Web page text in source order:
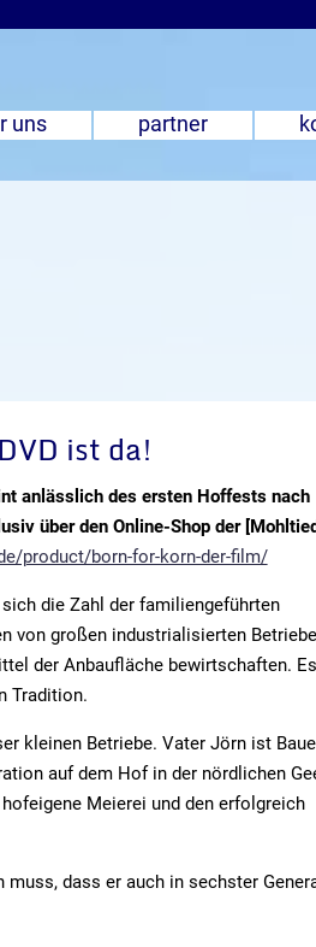
uns partner
ist da!
anlässlich des ersten Hoffests nach
über den Online-Shop der
product/born-for-korn-der-film/
die Zahl der familiengeführten
von großen industrialisierten
der Anbaufläche bewirtschaften. Es
Tradition.
kleinen Betriebe. Vater Jörn ist
auf dem Hof in der nördlichen
Meierei und den erfolgreich
dass er auch in sechster